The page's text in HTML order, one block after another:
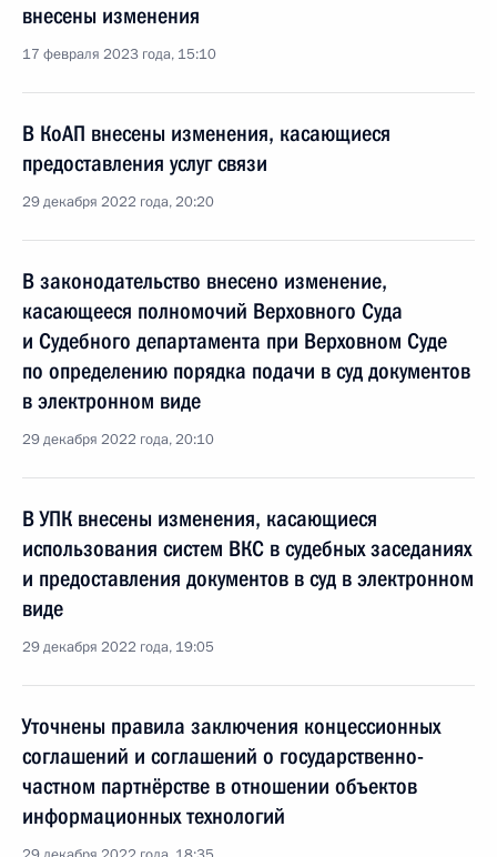
внесены изменения
17 февраля 2023 года, 15:10
В КоАП внесены изменения, касающиеся
предоставления услуг связи
29 декабря 2022 года, 20:20
В законодательство внесено изменение,
касающееся полномочий Верховного Суда
и Судебного департамента при Верховном Суде
по определению порядка подачи в суд документов
в электронном виде
29 декабря 2022 года, 20:10
В УПК внесены изменения, касающиеся
использования систем ВКС в судебных заседаниях
и предоставления документов в суд в электронном
виде
29 декабря 2022 года, 19:05
Уточнены правила заключения концессионных
соглашений и соглашений о государственно-
частном партнёрстве в отношении объектов
информационных технологий